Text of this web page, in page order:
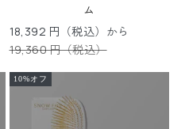
ム
セール価格
18,392 円（税込）から
通常価格
19,360 円（税込）
10%オフ